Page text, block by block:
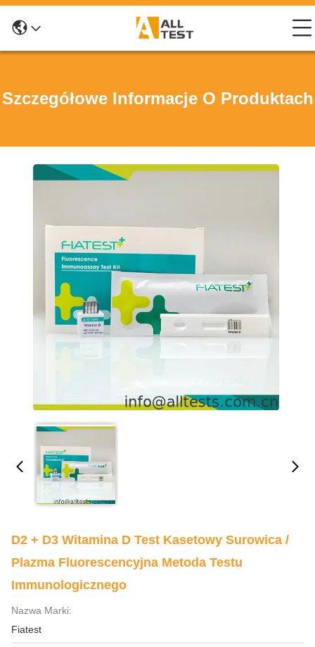
Szczegółowe Informacje O Produktach
D2 + D3 Witamina D Test Kasetowy Surowica /
Plazma Fluorescencyjna Metoda Testu
Immunologicznego
Nazwa Marki:
Fiatest